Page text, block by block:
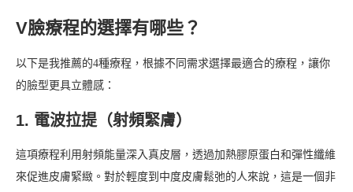
V臉療程的選擇有哪些？
以下是我推薦的4種療程，根據不同需求選擇最適合的療程，讓你
的臉型更具立體感：
1. 電波拉提（射頻緊膚）
這項療程利用射頻能量深入真皮層，透過加熱膠原蛋白和彈性纖維
來促進皮膚緊緻。對於輕度到中度皮膚鬆弛的人來說，這是一個非